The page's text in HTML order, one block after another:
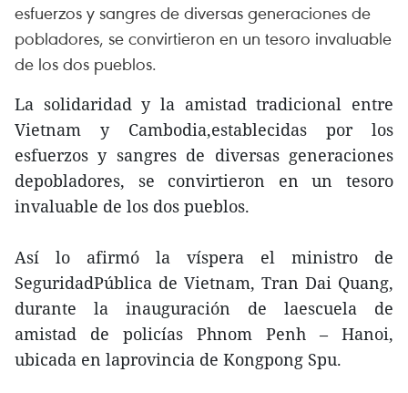
esfuerzos y sangres de diversas generaciones de
pobladores, se convirtieron en un tesoro invaluable
de los dos pueblos.
La solidaridad y la amistad tradicional entre
Vietnam y Cambodia,establecidas por los
esfuerzos y sangres de diversas generaciones
depobladores, se convirtieron en un tesoro
invaluable de los dos pueblos.
Así lo afirmó la víspera el ministro de
SeguridadPública de Vietnam, Tran Dai Quang,
durante la inauguración de laescuela de
amistad de policías Phnom Penh – Hanoi,
ubicada en laprovincia de Kongpong Spu.